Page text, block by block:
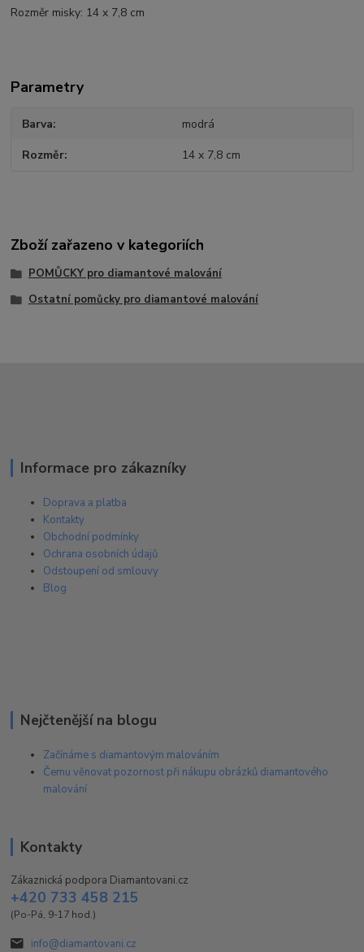
Rozměr misky: 14 x 7,8 cm
Parametry
Barva modrá
Rozměr 14 x 7,8 cm
Zboží zařazeno v kategoriích
POMŮCKY pro diamantové malování
Ostatní pomůcky pro diamantové malování
Informace pro zákazníky
Doprava a platba
Kontakty
Obchodní podmínky
Ochrana osobních údajů
Odstoupení od smlouvy
Blog
Nejčtenější na blogu
Začínáme s diamantovým malováním
Čemu věnovat pozornost při nákupu obrázků diamantového
malování
Kontakty
Zákaznická podpora Diamantovani.cz
+420 733 458 215
(Po-Pá, 9-17 hod.)
info@diamantovani.cz